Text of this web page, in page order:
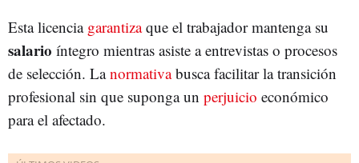
Esta licencia garantizaque el trabajador mantenga su
salario íntegro mientras asiste a entrevistas o procesos
de selección. Lanormativabusca facilitar la transición
profesional sin que suponga un perjuicio económico
para el afectado.